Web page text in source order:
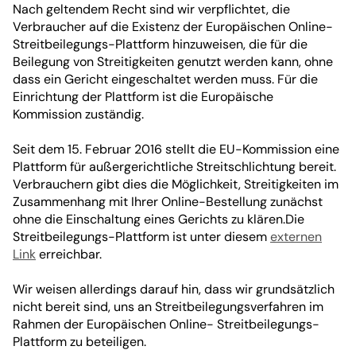
Nach geltendem Recht sind wir verpflichtet, die
Verbraucher auf die Existenz der Europäischen Online-
Streitbeilegungs-Plattform hinzuweisen, die für die
Beilegung von Streitigkeiten genutzt werden kann, ohne
dass ein Gericht eingeschaltet werden muss. Für die
Einrichtung der Plattform ist die Europäische
Kommission zuständig.
Seit dem 15. Februar 2016 stellt die EU-Kommission eine
Plattform für außergerichtliche Streitschlichtung bereit.
Verbrauchern gibt dies die Möglichkeit, Streitigkeiten im
Zusammenhang mit Ihrer Online-Bestellung zunächst
ohne die Einschaltung eines Gerichts zu klären.Die
Streitbeilegungs-Plattform ist unter diesemexternen
Linkerreichbar.
Wir weisen allerdings darauf hin, dass wir grundsätzlich
nicht bereit sind, uns an Streitbeilegungsverfahren im
Rahmen der Europäischen Online- Streitbeilegungs-
Plattform zu beteiligen.